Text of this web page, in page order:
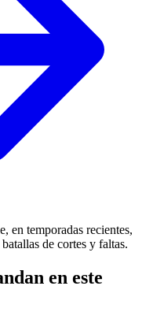
en temporadas recientes,
de cortes y faltas.
en este